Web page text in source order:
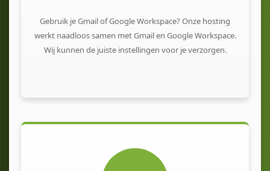
Gebruik je Gmail of Google Workspace? Onze hosting
werkt naadloos samen met Gmail en Google Workspace.
Wij kunnen de juiste instellingen voor je verzorgen.